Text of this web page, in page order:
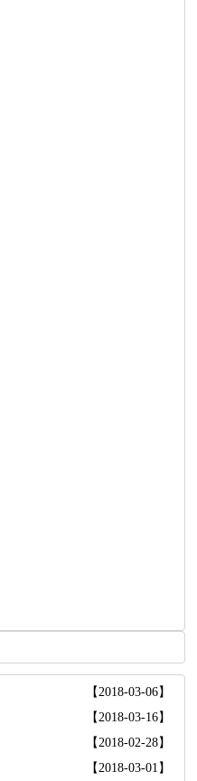
【2018-03-06】
【2018-03-16】
【2018-02-28】
【2018-03-01】